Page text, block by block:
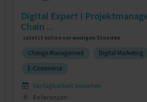
Digital Expert I
Chain ...
zuletzt online vor wenigen Stunden
Change Management
Digital Marketing
E-Commerce
Verfügbarkeit einsehen
0
Referenzen